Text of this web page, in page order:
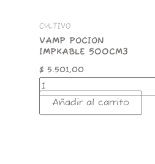
CULTIVO
VAMP POCION
IMPKABLE 500CM3
$ 5.501,00
Añadir al carrito